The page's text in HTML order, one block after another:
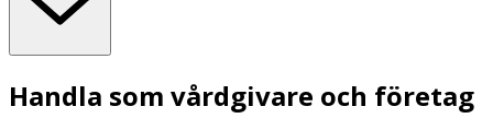
Handla som vårdgivare och företag